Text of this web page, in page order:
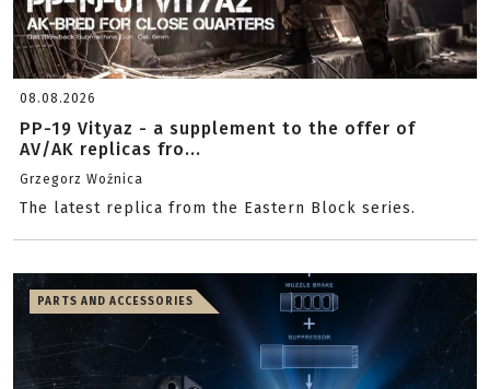
08.08.2026
PP-19 Vityaz - a supplement to the offer of
AV/AK replicas fro...
Grzegorz Woźnica
The latest replica from the Eastern Block series.
PARTS AND ACCESSORIES